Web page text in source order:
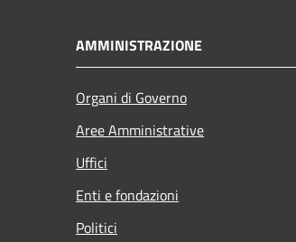
AMMINISTRAZIONE
Organi di Governo
Aree Amministrative
Uffici
Enti e fondazioni
Politici